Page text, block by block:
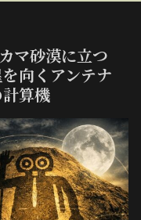
マ砂漠に立つ
向くアンテナ
算機